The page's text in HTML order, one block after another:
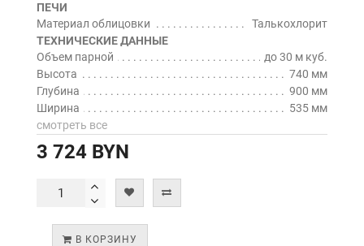
ПЕЧИ
Материал облицовки
Талькохлорит
ТЕХНИЧЕСКИЕ ДАННЫЕ
Объем парной
до 30 м куб.
Высота
740 мм
Глубина
900 мм
Ширина
535 мм
смотреть все
3 724 BYN
В КОРЗИНУ